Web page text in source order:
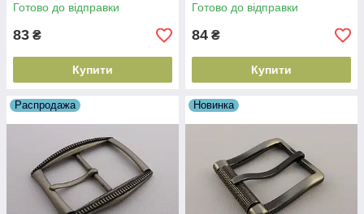
Готово до відправки
83 ₴
Купити
Готово до відправки
84 ₴
Купити
Распродажа Новинка